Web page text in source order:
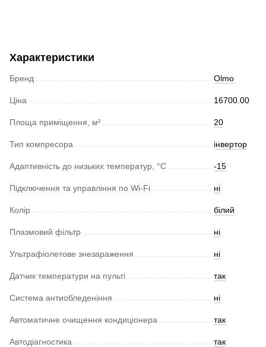
Характеристики
Бренд Olmo
Ціна 16700.00
Площа приміщення, м² 20
Тип компресора інвертор
Адаптивність до низьких температур, °С -15
Підключення та управління по Wi-Fi ні
Колір білий
Плазмовий фільтр ні
Ультрафіолетове знезараження ні
Датчик температури на пульті так
Система антиобледеніння ні
Автоматичне очищення кондиціонера так
Автодіагностика так